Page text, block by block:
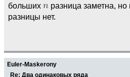
больших
разница заметна,
разницы нет.
Euler-Maskerony
Re: Два одинаковых ряда